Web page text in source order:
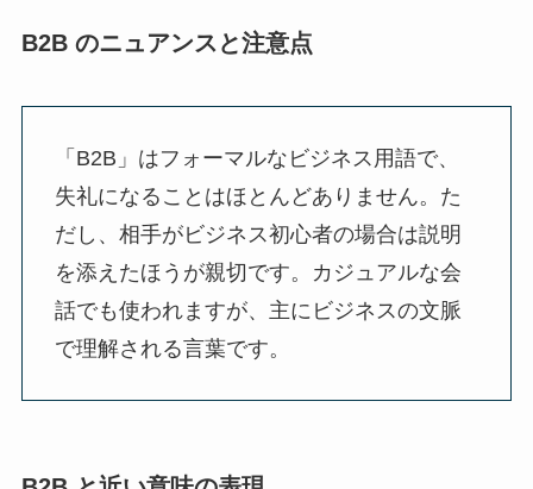
B2B のニュアンスと注意点
「B2B」はフォーマルなビジネス用語で、
失礼になることはほとんどありません。た
だし、相手がビジネス初心者の場合は説明
を添えたほうが親切です。カジュアルな会
話でも使われますが、主にビジネスの文脈
で理解される言葉です。